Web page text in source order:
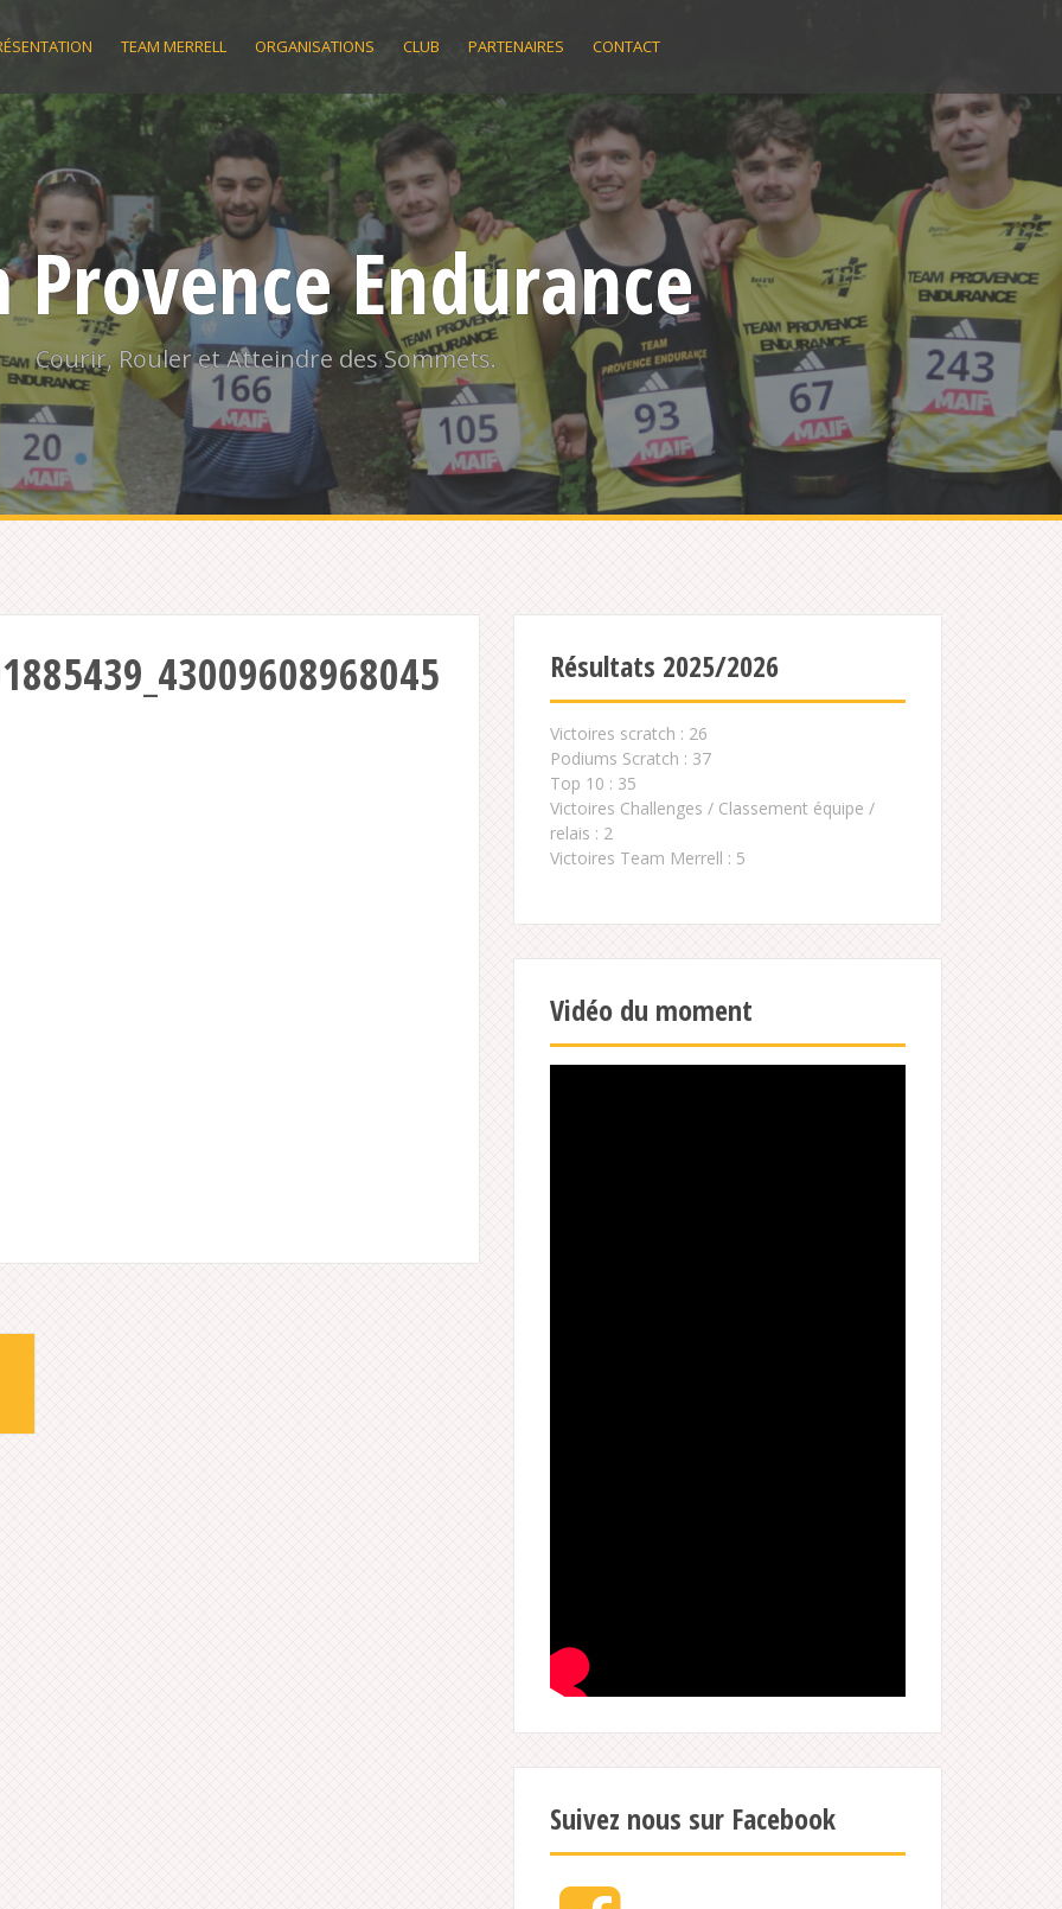
TEAM MERRELL ORGANISATIONS CLUB PARTENAIRES CONTACT
Provence Endurance
Courir, Rouler et Atteindre des Sommets.
Résultats 2025/2026
Victoires scratch : 26
Podiums Scratch : 37
Top 10 : 35
Victoires Challenges / Classement équipe /
relais : 2
Victoires Team Merrell : 5
Vidéo du moment
Suivez nous sur Facebook
Facebook